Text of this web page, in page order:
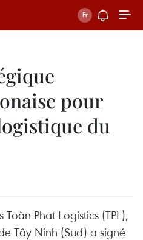
pour
du
Phat Logistics (TPL),
Tây Ninh (Sud) a signé